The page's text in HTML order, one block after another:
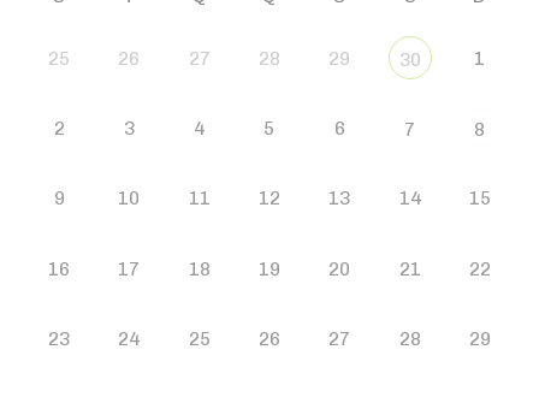
25 26 27 28 29 30 1
2 3 4 5 6 7 8
9 10 11 12 13 14 15
16 17 18 19 20 21 22
23 24 25 26 27 28 29